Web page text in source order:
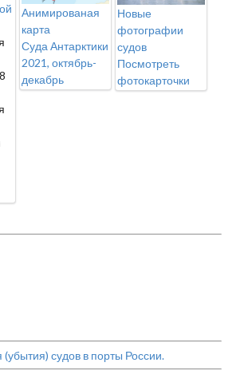
Анимированая
карта
Суда Антарктики
2021, октябрь-
декабрь
Новые
фотографии
судов
Посмотреть
фотокарточки
судов в порты России.